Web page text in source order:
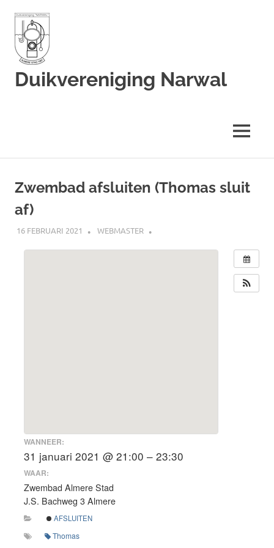
inhoud
Duikvereniging Narwal
MENU
Zwembad afsluiten (Thomas sluit
af)
16 FEBRUARI 2021 WEBMASTER
WANNEER:
31 januari 2021 @ 21:00 – 23:30
WAAR:
Zwembad Almere Stad
J.S. Bachweg 3 Almere
AFSLUITEN
Thomas